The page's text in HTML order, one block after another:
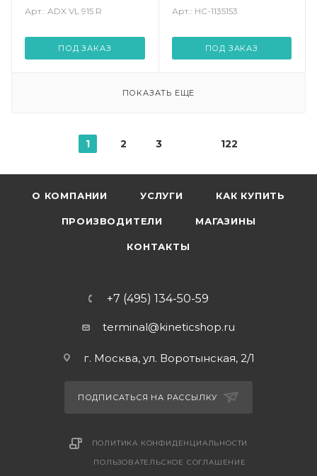
Арт.: ADX VL 915 R
ПОД ЗАКАЗ
Арт.: НС-1135153
ПОД ЗАКАЗ
ПОКАЗАТЬ ЕЩЕ
1 2 3 122
О КОМПАНИИ УСЛУГИ КАК КУПИТЬ
ПРОИЗВОДИТЕЛИ МАГАЗИНЫ
КОНТАКТЫ
+7 (495) 134-50-59
terminal@kineticshop.ru
г. Москва, ул. Воротынская, 2/1
ПОДПИСАТЬСЯ НА РАССЫЛКУ
ПОЛИТИКА КОНФИДЕНЦИАЛЬНОСТИ
ПОЛЬЗОВАТЕЛЬСКОЕ СОГЛАШЕНИЕ